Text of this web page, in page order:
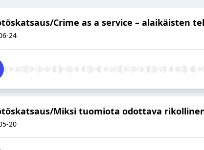
Crime as a service – alaikäisten
24
Miksi tuomiota odottava
20